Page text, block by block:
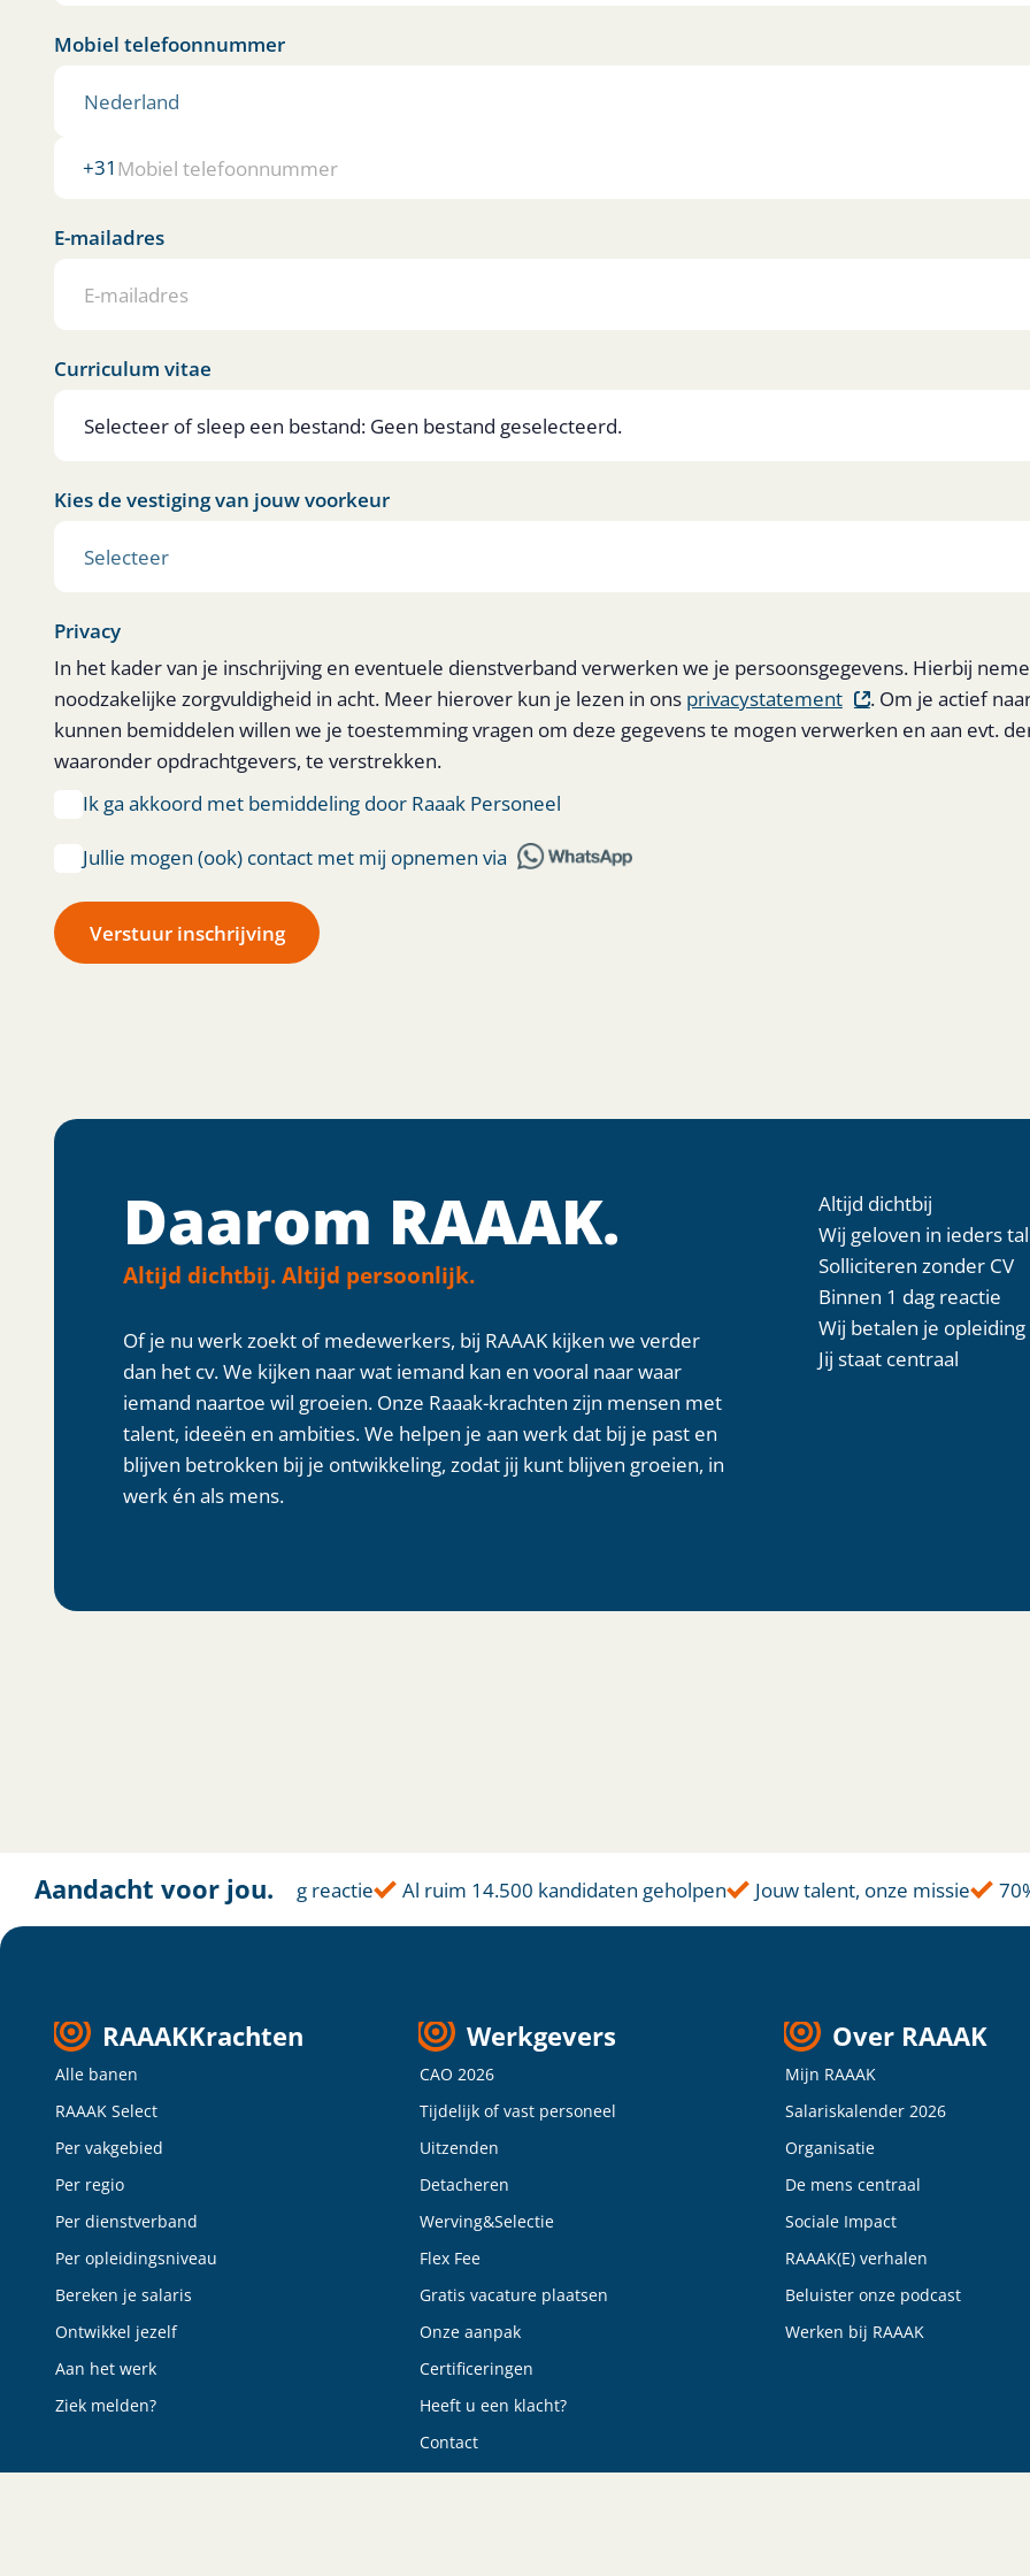
Mobiel telefoonnummer
+31
E-mailadres
Curriculum vitae
Selecteer of sleep een bestand: Geen bestand geselecteerd.
Kies de vestiging van jouw voorkeur
Privacy
In het kader van je inschrijving en eventuele dienstverband verwerken we je persoonsgegevens. Hierbij
noodzakelijke zorgvuldigheid in acht. Meer hierover kun je lezen in ons privacystatement
. Om je actief
kunnen bemiddelen willen we je toestemming vragen om deze gegevens te mogen verwerken en aan evt.
waaronder opdrachtgevers, te verstrekken.
Ik ga akkoord met bemiddeling door Raaak Personeel
Jullie mogen (ook) contact met mij opnemen via
Verstuur inschrijving
Daarom RAAAK.
Altijd dichtbij. Altijd persoonlijk.
Of je nu werk zoekt of medewerkers, bij RAAAK kijken we verder
dan het cv. We kijken naar wat iemand kan en vooral naar waar
iemand naartoe wil groeien. Onze Raaak-krachten zijn mensen met
talent, ideeën en ambities. We helpen je aan werk dat bij je past en
blijven betrokken bij je ontwikkeling, zodat jij kunt blijven groeien, in
werk én als mens.
Altijd dichtbij
Wij geloven in ieders
Solliciteren zonder CV
Binnen 1 dag reactie
Wij betalen je opleiding
Jij staat centraal
Aandacht voor jou.
Altijd dichtbij Binnen 1 dag reactie Al ruim 14.500 kandidaten geholpen Jouw talent, onze missie 70%
RAAAKKrachten
Alle banen
RAAAK Select
Per vakgebied
Per regio
Per dienstverband
Per opleidingsniveau
Bereken je salaris
Ontwikkel jezelf
Aan het werk
Ziek melden?
Werkgevers
CAO 2026
Tijdelijk of vast personeel
Uitzenden
Detacheren
Werving&Selectie
Flex Fee
Gratis vacature plaatsen
Onze aanpak
Certificeringen
Heeft u een klacht?
Contact
Over RAAAK
Mijn RAAAK
Salariskalender 2026
Organisatie
De mens centraal
Sociale Impact
RAAAK(E) verhalen
Beluister onze podcast
Werken bij RAAAK